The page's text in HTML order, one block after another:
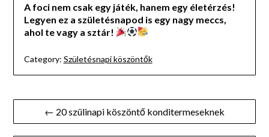
A foci nem csak egy játék, hanem egy életérzés!
Legyen ez a születésnapod is egy nagy meccs,
ahol te vagy a sztár!
Category: Születésnapi köszöntők
Bejegyzés
navigáció
← 20 szülinapi köszöntő konditermeseknek